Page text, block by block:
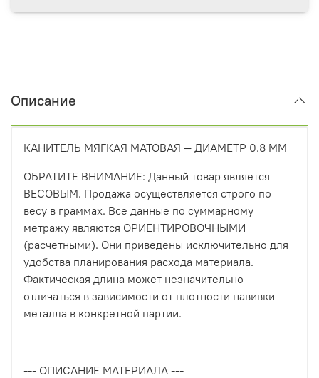
Описание
КАНИТЕЛЬ МЯГКАЯ МАТОВАЯ — ДИАМЕТР 0.8 ММ
ОБРАТИТЕ ВНИМАНИЕ: Данный товар является
ВЕСОВЫМ. Продажа осуществляется строго по
весу в граммах. Все данные по суммарному
метражу являются ОРИЕНТИРОВОЧНЫМИ
(расчетными). Они приведены исключительно для
удобства планирования расхода материала.
Фактическая длина может незначительно
отличаться в зависимости от плотности навивки
металла в конкретной партии.
--- ОПИСАНИЕ МАТЕРИАЛА ---